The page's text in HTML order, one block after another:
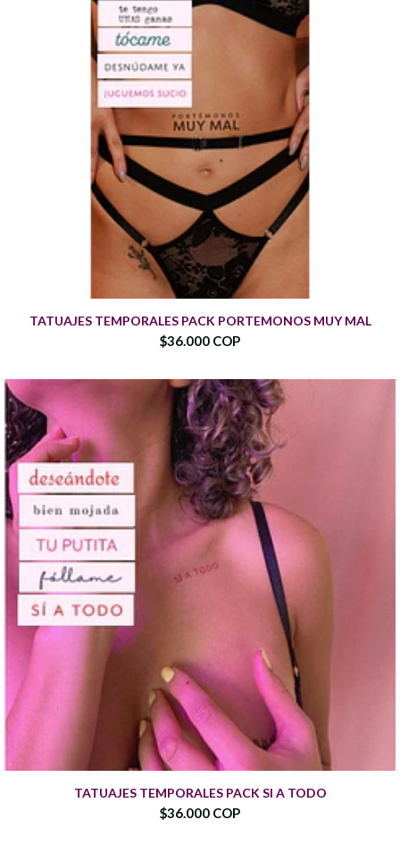
TATUAJES TEMPORALES PACK PORTEMONOS MUY MAL
$36.000 COP
TATUAJES TEMPORALES PACK SI A TODO
$36.000 COP